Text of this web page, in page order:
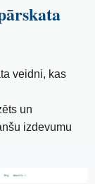
veidni, kas
un
izdevumu